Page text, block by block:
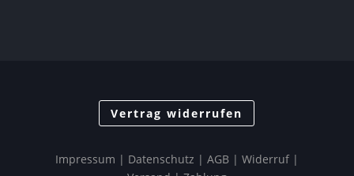
Vertrag widerrufen
Impressum | Datenschutz | AGB | Widerruf|